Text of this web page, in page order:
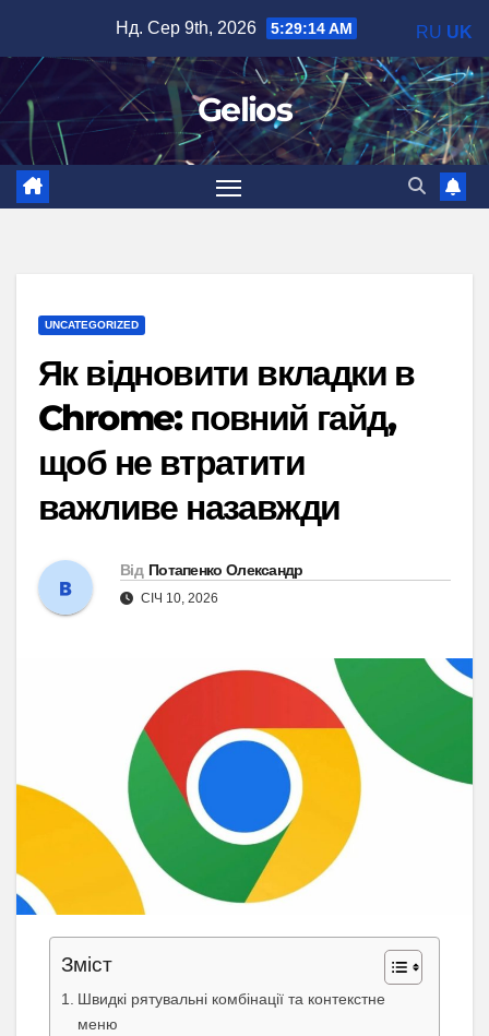
вмісту
Нд. Сер 9th, 2026 5:29:15 AM
Gelios
UNCATEGORIZED
Як відновити вкладки в
Chrome: повний гайд,
щоб не втратити
важливе назавжди
Від Потапенко Олександр
СІЧ 10, 2026
Зміст
Швидкі рятувальні комбінації та контекстне
меню
RU UK